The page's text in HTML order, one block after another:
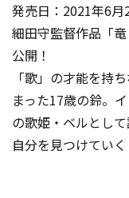
発売日：2021年6月
細田守監督作品「
公開！
「歌」の才能を持
まった17歳の鈴。
の歌姫・ベルとし
自分を見つけていく